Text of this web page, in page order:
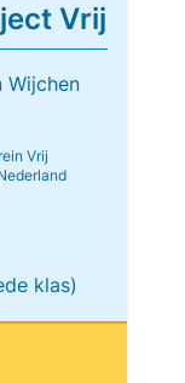
Vrij
Wijchen
Vrij
klas)